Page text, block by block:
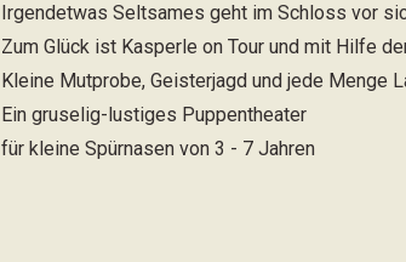
Irgendetwas Seltsames geht im Schloss vor
Zum Glück ist Kasperle on Tour und mit Hilfe
Kleine Mutprobe, Geisterjagd und jede Menge
Ein gruselig-lustiges Puppentheater
für kleine Spürnasen von 3 - 7 Jahren